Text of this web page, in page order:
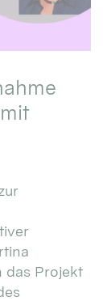
das Projekt